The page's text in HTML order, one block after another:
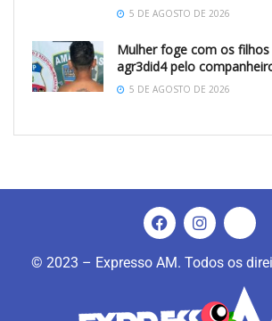
5 DE AGOSTO DE 2026
Mulher foge com os
agr3did4 pelo
5 DE AGOSTO DE 2026
© 2023 – Expresso AM. Todos os